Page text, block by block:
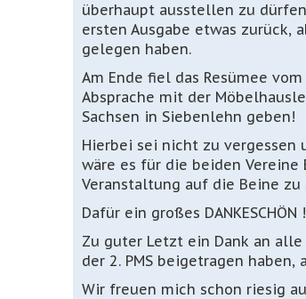
überhaupt ausstellen zu
ersten Ausgabe etwas zurück,
gelegen haben.
Am Ende fiel das Resümee
Absprache mit der
Sachsen in Siebenlehn geben!
Hierbei sei nicht zu vergessen
wäre es für die beiden Vereine
Veranstaltung auf die Beine
Dafür ein großes DANKESCHÖN !
Zu guter Letzt ein Dank an
der 2. PMS beigetragen
Wir freuen mich schon riesig